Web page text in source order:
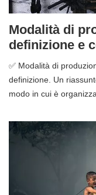
Modalità di
definizione e
✅ Modalità di
definizione. Un
modo in cui è